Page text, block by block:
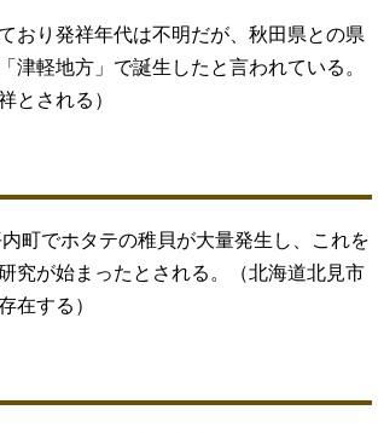
おり発祥年代は不明だが、秋田県との県
津軽地方」で誕生したと言われている。
とされる）
町でホタテの稚貝が大量発生し、これを
究が始まったとされる。（北海道北見市
在する）